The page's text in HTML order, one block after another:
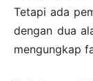
Tetapi ada
dengan dua
mengungkap